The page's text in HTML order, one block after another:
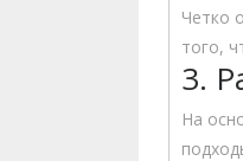
Четко
того,
3.
На